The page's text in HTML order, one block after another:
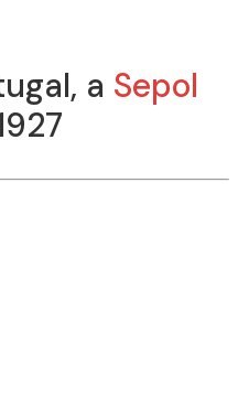
a Sepol